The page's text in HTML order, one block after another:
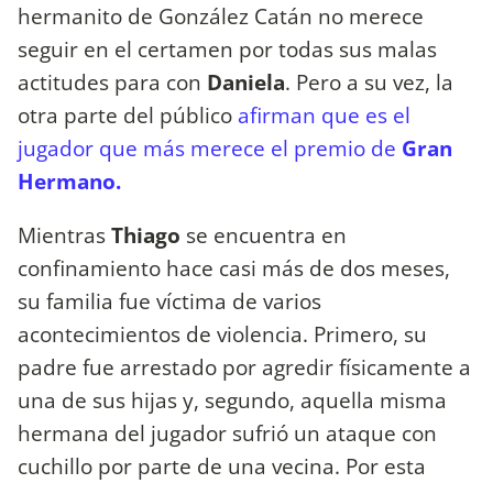
hermanito de González Catán no merece
seguir en el certamen por todas sus malas
actitudes para con Daniela. Pero a su vez, la
otra parte del público afirman que es el
jugador que más merece el premio de Gran
Hermano.
MientrasThiago se encuentra en
confinamiento hace casi más de dos meses,
su familia fue víctima de varios
acontecimientos de violencia. Primero, su
padre fue arrestado por agredir físicamente a
una de sus hijas y, segundo, aquella misma
hermana del jugador sufrió un ataque con
cuchillo por parte de una vecina. Por esta